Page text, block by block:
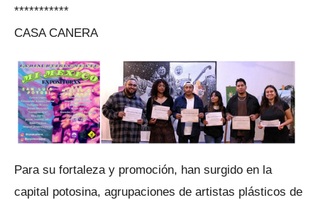
***********
CASA CANERA
Para su fortaleza y promoción, han surgido en la
capital potosina, agrupaciones de artistas plásticos de